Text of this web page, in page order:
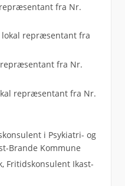
fra Nr.
lokal repræsentant fra
repræsentant fra Nr.
repræsentant fra Nr.
i Psykiatri- og
Brande Kommune
Fritidskonsulent Ikast-